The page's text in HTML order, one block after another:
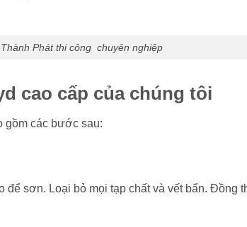
Thành Phát thi công chuyên nghiệp
cao cấp của chúng tôi
gồm các bước sau:
để sơn. Loại bỏ mọi tạp chất và vết bẩn. Đồng